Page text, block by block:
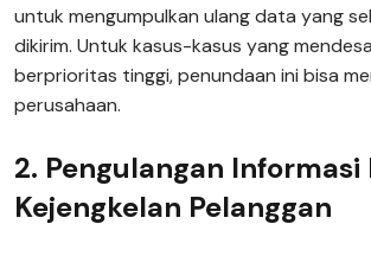
untuk mengumpulkan ulang data yang
dikirim. Untuk kasus-kasus yang
berprioritas tinggi, penundaan ini bisa
perusahaan.
2. Pengulangan Informasi
Kejengkelan Pelanggan